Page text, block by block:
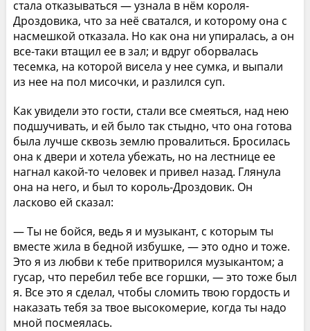
стала отказываться — узнала в нём короля-
Дроздовика, что за неё сватался, и которому она с
насмешкой отказала. Но как она ни упиралась, а он
все-таки втащил ее в зал; и вдруг оборвалась
тесемка, на которой висела у нее сумка, и выпали
из нее на пол мисочки, и разлился суп.
Как увидели это гости, стали все смеяться, над нею
подшучивать, и ей было так стыдно, что она готова
была лучше сквозь землю провалиться. Бросилась
она к двери и хотела убежать, но на лестнице ее
нагнал какой-то человек и привел назад. Глянула
она на него, и был то король-Дроздовик. Он
ласково ей сказал:
— Ты не бойся, ведь я и музыкант, с которым ты
вместе жила в бедной избушке, — это одно и тоже.
Это я из любви к тебе притворился музыкантом; а
гусар, что перебил тебе все горшки, — это тоже был
я. Все это я сделал, чтобы сломить твою гордость и
наказать тебя за твое высокомерие, когда ты надо
мной посмеялась.